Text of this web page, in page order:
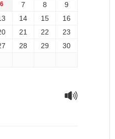
6 7 8
9
14 15
16
21 22
23
28 29
30